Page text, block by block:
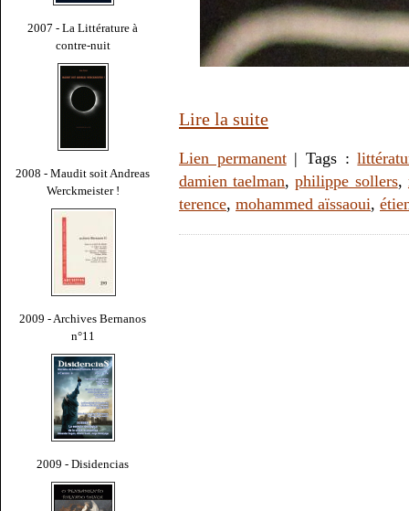
2007 - La Littérature à
contre-nuit
2008 - Maudit soit Andreas
Werckmeister !
2009 - Archives Bernanos
n°11
2009 - Disidencias
Lire la suite
Lien permanent| Tags :
damien taelman,philippe sollers,
terence, mohammed aïssaoui,